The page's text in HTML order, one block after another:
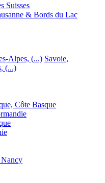
Suisses
& Bords du Lac
Alpes, (...) Savoie,
(...)
Côte Basque